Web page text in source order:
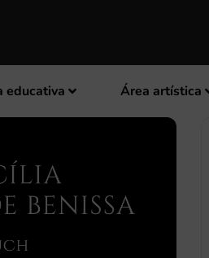
educativa Área artística